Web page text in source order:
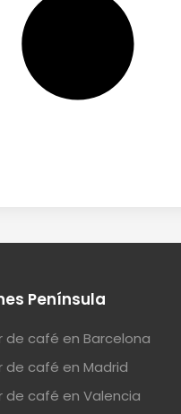
Península
de café en Barcelona
de café en Madrid
de café en Valencia